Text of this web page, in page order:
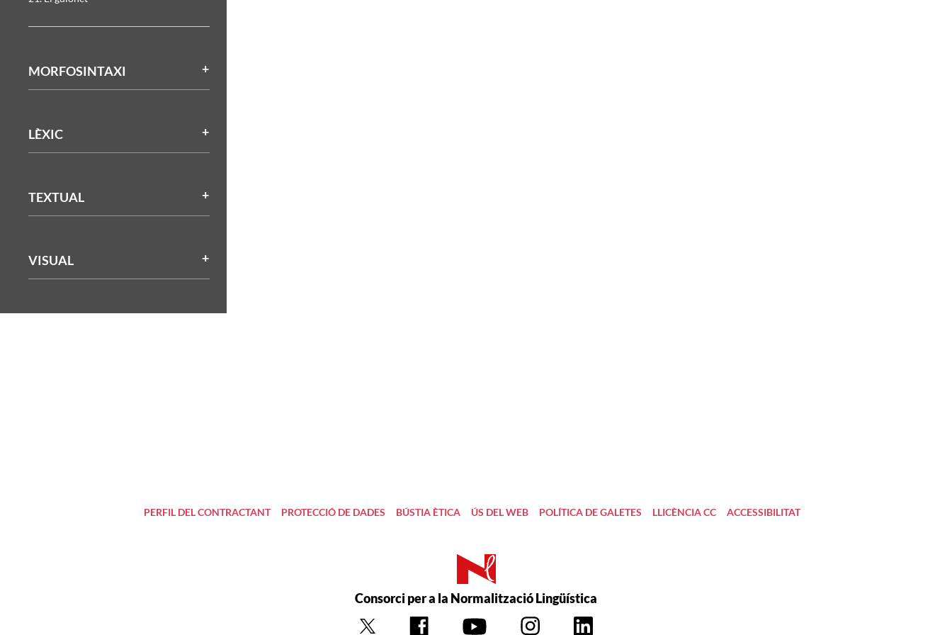
MORFOSINTAXI
LÈXIC
TEXTUAL
VISUAL
PERFIL DEL CONTRACTANT PROTECCIÓ DE DADES BÚSTIA ÈTICA ÚS DEL WEB POLÍTICA DE GALETES LLICÈNCIA CC ACCESSIBILITAT
Consorci per a la Normalització Lingüística